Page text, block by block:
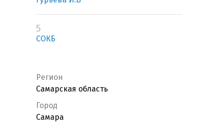
5
СОКБ
Регион
Самарская область
Город
Самара